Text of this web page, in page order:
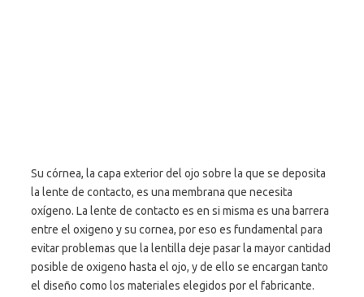
Su córnea, la capa exterior del ojo sobre la que se deposita
la lente de contacto, es una membrana que necesita
oxígeno. La lente de contacto es en si misma es una barrera
entre el oxigeno y su cornea, por eso es fundamental para
evitar problemas que la lentilla deje pasar la mayor cantidad
posible de oxigeno hasta el ojo, y de ello se encargan tanto
el diseño como los materiales elegidos por el fabricante.